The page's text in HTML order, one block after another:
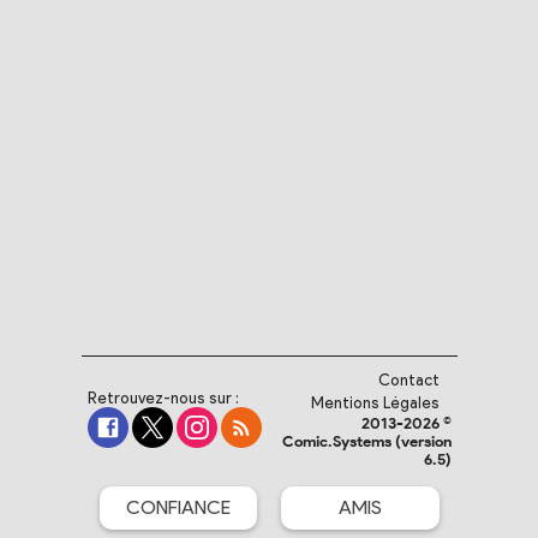
Retrouvez-nous sur :
Contact
Mentions Légales
2013-2026 ©
Comic.Systems (version
6.5)
CONFIANCE AMIS